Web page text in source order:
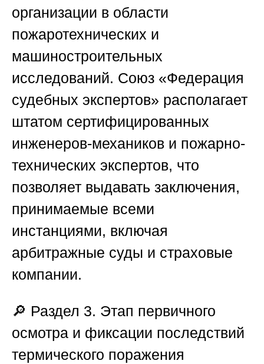
организации в области
пожаротехнических и
машиностроительных
исследований. Союз «Федерация
судебных экспертов» располагает
штатом сертифицированных
инженеров-механиков и пожарно-
технических экспертов, что
позволяет выдавать заключения,
принимаемые всеми
инстанциями, включая
арбитражные суды и страховые
компании.
🔎 Раздел 3. Этап первичного
осмотра и фиксации последствий
термического поражения